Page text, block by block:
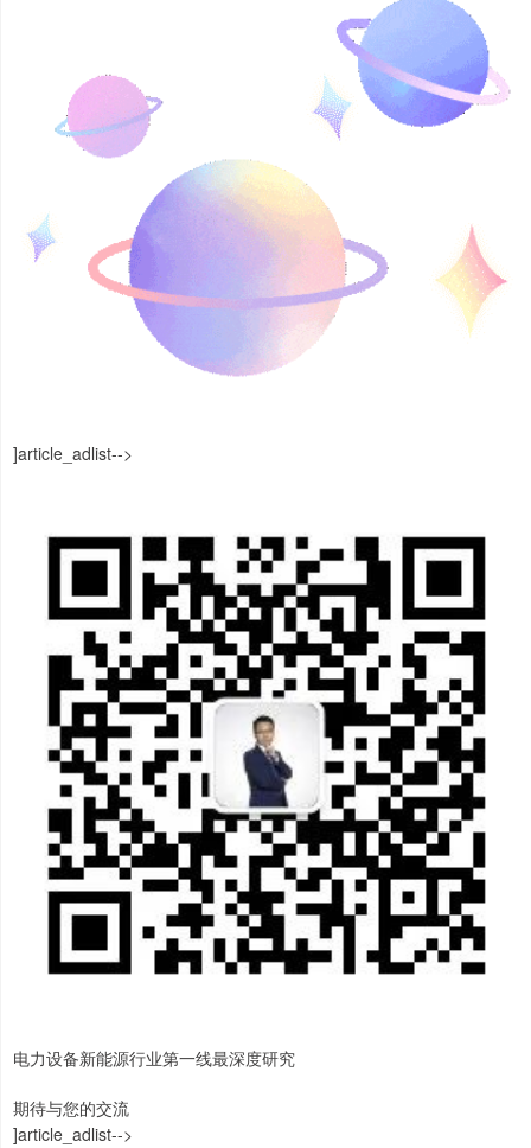
]article_adlist-->
电力设备新能源行业第一线最深度研究
期待与您的交流
]article_adlist-->